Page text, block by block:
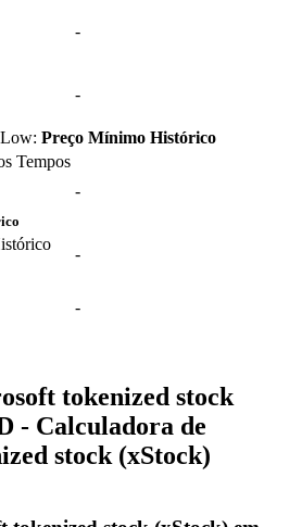
-
-
Preço Mínimo Histórico
Tempos
-
-
-
tokenized stock
- Calculadora de
stock (xStock)